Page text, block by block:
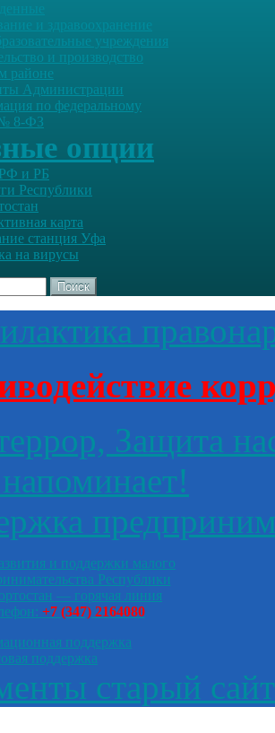
и здравоохранение
учреждения
и производство
районе
Администрации
по федеральному
№ 8-ФЗ
опции
и РБ
Республики
карта
станция Уфа
на вирусы
Поиск
Защита
и поддержки малого
Республики
— горячая линия
+7 (347) 2164080
поддержка
поддержка
старый сайт